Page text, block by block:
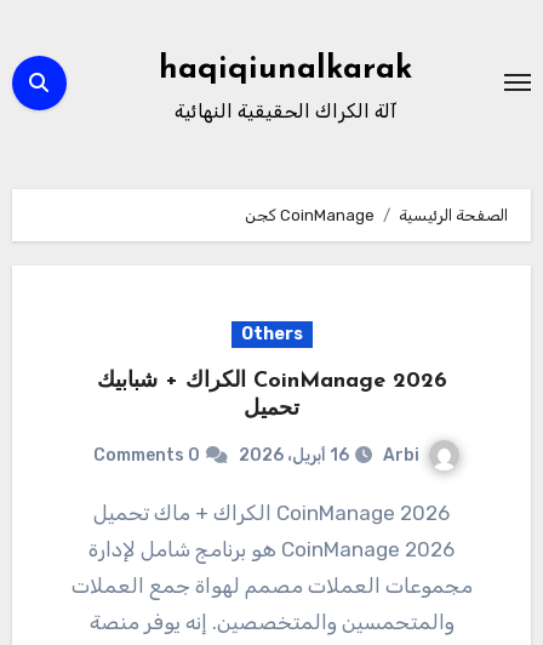
المحتوى
haqiqiunalkarak
آلة الكراك الحقيقية النهائية
الصفحة الرئيسية CoinManage كجن
Others
2026 CoinManage الكراك + شبابيك
تحميل
Arbi 16 أبريل، 2026 0 Comments
2026 CoinManage الكراك + ماك تحميل
2026 CoinManage هو برنامج شامل لإدارة
مجموعات العملات مصمم لهواة جمع العملات
والمتحمسين والمتخصصين. إنه يوفر منصة